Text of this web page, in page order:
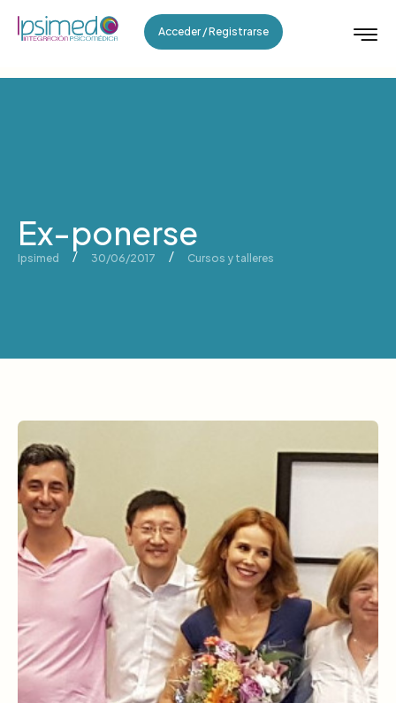
Acceder / Registrarse
Ex-ponerse
Ipsimed / 30/06/2017 / Cursos y talleres